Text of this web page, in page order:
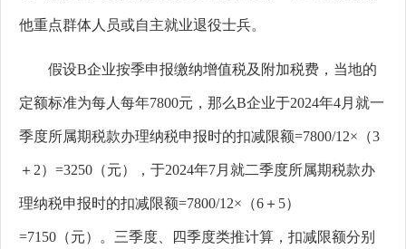
他重点群体人员或自主就业退役士兵。
假设B企业按季申报缴纳增值税及附加税费，当地的
定额标准为每人每年7800元，那么B企业于2024年4月就一
季度所属期税款办理纳税申报时的扣减限额=7800/12× （3
＋ 2） =3250 （元），于2024年7月就二季度所属期税款办
理纳税申报时的扣减限额=7800/12× （6 ＋ 5）
=7150 （元）。三季度、四季度类推计算，扣减限额分别